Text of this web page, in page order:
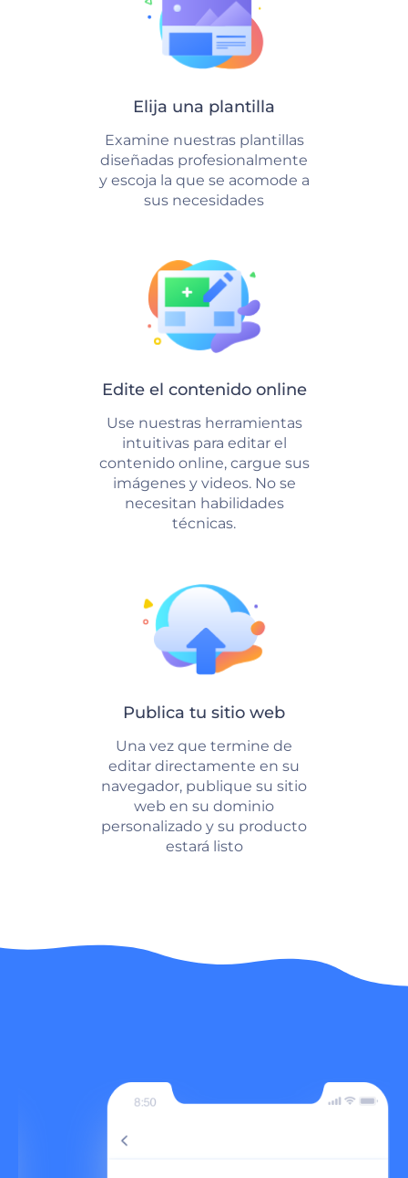
Elija una plantilla
Examine nuestras plantillas
diseñadas profesionalmente
y escoja la que se acomode a
sus necesidades
Edite el contenido online
Use nuestras herramientas
intuitivas para editar el
contenido online, cargue sus
imágenes y videos. No se
necesitan habilidades
técnicas.
Publica tu sitio web
Una vez que termine de
editar directamente en su
navegador, publique su sitio
web en su dominio
personalizado y su producto
estará listo